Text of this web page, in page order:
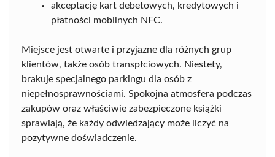
akceptację kart debetowych, kredytowych i
płatności mobilnych NFC.
Miejsce jest otwarte i przyjazne dla różnych grup
klientów, także osób transpłciowych. Niestety,
brakuje specjalnego parkingu dla osób z
niepełnosprawnościami. Spokojna atmosfera podczas
zakupów oraz właściwie zabezpieczone książki
sprawiają, że każdy odwiedzający może liczyć na
pozytywne doświadczenie.